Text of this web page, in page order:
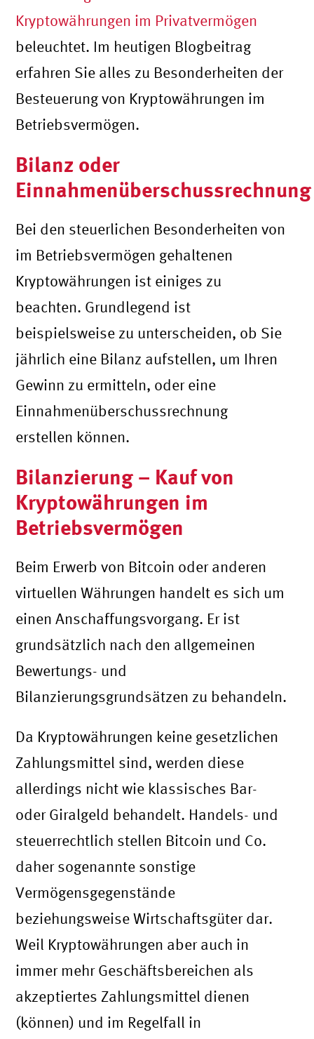
Kryptowährungen im Privatvermögen
beleuchtet. Im heutigen Blogbeitrag
erfahren Sie alles zu Besonderheiten der
Besteuerung von Kryptowährungen im
Betriebsvermögen.
Bilanz oder
Einnahmenüberschussrechnung
Bei den steuerlichen Besonderheiten von
im Betriebsvermögen gehaltenen
Kryptowährungen ist einiges zu
beachten. Grundlegend ist
beispielsweise zu unterscheiden, ob Sie
jährlich eine Bilanz aufstellen, um Ihren
Gewinn zu ermitteln, oder eine
Einnahmenüberschussrechnung
erstellen können.
Bilanzierung – Kauf von
Kryptowährungen im
Betriebsvermögen
Beim Erwerb von Bitcoin oder anderen
virtuellen Währungen handelt es sich um
einen Anschaffungsvorgang. Er ist
grundsätzlich nach den allgemeinen
Bewertungs- und
Bilanzierungsgrundsätzen zu behandeln.
Da Kryptowährungen keine gesetzlichen
Zahlungsmittel sind, werden diese
allerdings nicht wie klassisches Bar-
oder Giralgeld behandelt. Handels- und
steuerrechtlich stellen Bitcoin und Co.
daher sogenannte sonstige
Vermögensgegenstände
beziehungsweise Wirtschaftsgüter dar.
Weil Kryptowährungen aber auch in
immer mehr Geschäftsbereichen als
akzeptiertes Zahlungsmittel dienen
(können) und im Regelfall in